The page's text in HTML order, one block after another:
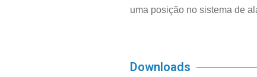
uma posição no sistema de
Downloads